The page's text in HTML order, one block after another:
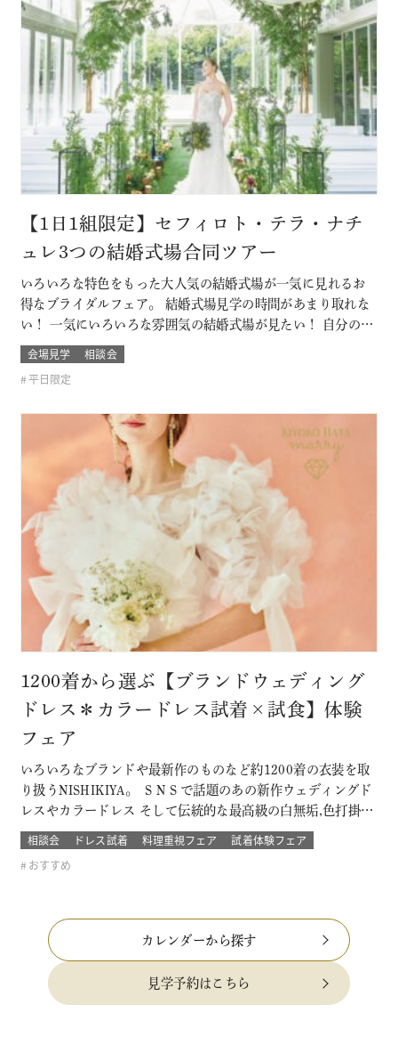
【1日1組限定】セフィロト・テラ・ナチ
ュレ3つの結婚式場合同ツアー
いろいろな特色をもった大人気の結婚式場が一気に見れるお
得なブライダルフェア。 結婚式場見学の時間があまり取れな
い！ 一気にいろいろな雰囲気の結婚式場が見たい！ 自分の結
婚式のスタイルがまだ分からないカップルは必見！ お呼びす
るゲストによっても結婚式の雰囲気や結婚式場のスタイルも
変わるもの そんな結婚式場を一気に比較できるチャンス！！
会場見学
相談会
平日限定
1200着から選ぶ【ブランドウェディング
ドレス＊カラードレス試着×試食】体験
フェア
いろいろなブランドや最新作のものなど約1200着の衣装を取
り扱うNISHIKIYA。 ＳＮＳで話題のあの新作ウェディングド
レスやカラードレス そして伝統的な最高級の白無垢,色打掛,本
振袖からブライズメイドの衣裳まで 衣裳のラインナップは品
質や数どちらとも県内でもトップレベル プロのドレスコーデ
ィネーターと打ち合わせをして結婚式当日の「運命の一着」
相談会 ドレス試着 料理重視フェア
試着体験フェア
おすすめ
カレンダーから探す
見学予約はこちら